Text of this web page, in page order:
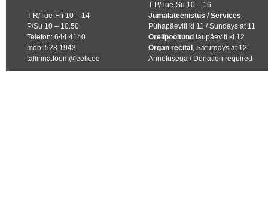
T-R/Tue-Fri 10 – 14
P/Su 10 – 10.50
Telefon: 644 4140
mob: 528 1943
tallinna.toom@eelk.ee
T-P/Tue-Su 10 – 16
Jumalateenistus / Services
Pühapäeviti kl 11 / Sundays at 11
Orelipooltund laupäeviti kl 12
Organ recital , Saturdays at 12
Annetusega / Donation required